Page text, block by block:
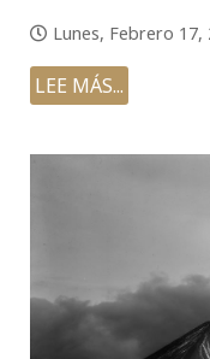
Lunes, Febrero 17,
LEE MÁS...